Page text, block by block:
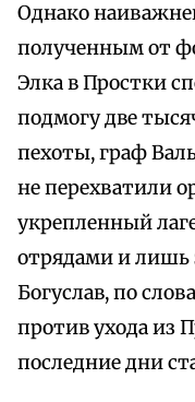
Однако
полученным от
Элка в Простки
подмогу две
пехоты, граф
не перехватили
укрепленный
отрядами и лишь
Богуслав, по
против ухода из
последние дни